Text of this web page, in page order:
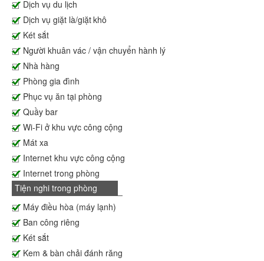
Dịch vụ du lịch
Dịch vụ giặt là/giặt khô
Két sắt
Người khuân vác / vận chuyển hành lý
Nhà hàng
Phòng gia đình
Phục vụ ăn tại phòng
Quầy bar
Wi-Fi ở khu vực công cộng
Mát xa
Internet khu vực công cộng
Internet trong phòng
Tiện nghi trong phòng
Máy điều hòa (máy lạnh)
Ban công riêng
Két sắt
Kem & bàn chải đánh răng